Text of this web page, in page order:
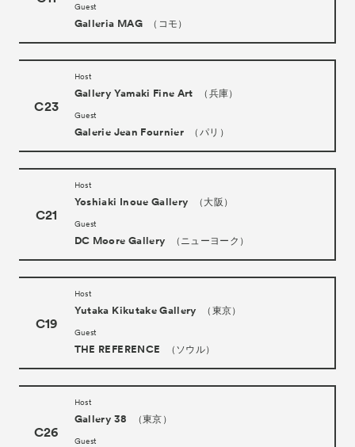
Guest
Galleria MAG （コモ）
C23
Host
Gallery Yamaki Fine Art （兵庫）
Guest
Galerie Jean Fournier （パリ）
C21
Host
Yoshiaki Inoue Gallery （大阪）
Guest
DC Moore Gallery （ニューヨーク）
C19
Host
Yutaka Kikutake Gallery （東京）
Guest
THE REFERENCE （ソウル）
C26
Host
Gallery 38 （東京）
Guest